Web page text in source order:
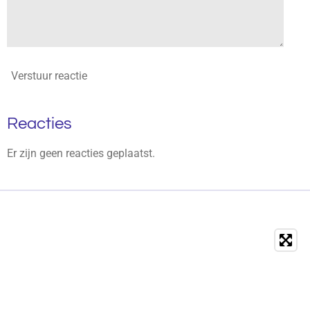
Verstuur reactie
Reacties
Er zijn geen reacties geplaatst.